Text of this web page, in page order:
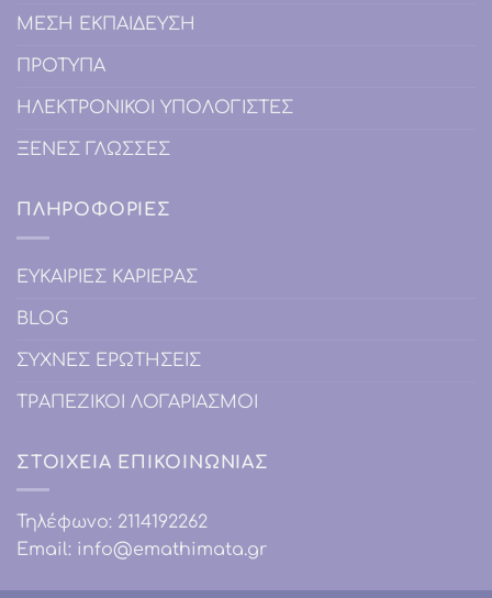
ΜΕΣΗ ΕΚΠΑΙΔΕΥΣΗ
ΠΡΟΤΥΠΑ
ΗΛΕΚΤΡΟΝΙΚΟΙ ΥΠΟΛΟΓΙΣΤΕΣ
ΞΕΝΕΣ ΓΛΩΣΣΕΣ
ΠΛΗΡΟΦΟΡΙΕΣ
ΕΥΚΑΙΡΙΕΣ ΚΑΡΙΕΡΑΣ
BLOG
ΣΥΧΝΕΣ ΕΡΩΤΗΣΕΙΣ
ΤΡΑΠΕΖΙΚΟΙ ΛΟΓΑΡΙΑΣΜΟΙ
ΣΤΟΙΧΕΙΑ ΕΠΙΚΟΙΝΩΝΙΑΣ
Τηλέφωνο: 2114192262
Email: info@emathimata.gr